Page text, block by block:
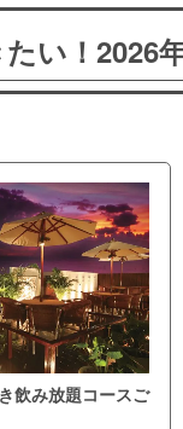
い！2026
飲み放題コースご